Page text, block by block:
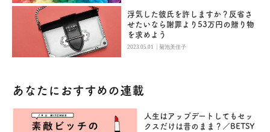
浮気した彼氏を許しますか？反省さ
せたいなら謝罪より53万円の贈り物
を求めよう
2023.05.01 |菊池美佳子
あなたにおすすめの連載
人生はアップデートしてもセッ
クスだけは昔のまま？／BETSY